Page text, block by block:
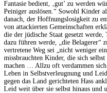
Fantasie bedient, ‚gut’ zu werden
Peiniger auslösen.“ Sowohl Kinder
danach, der Hoffnungslosigkeit zu
von attackierten Gemeinschaften
die der jüdische Staat gesetzt
dazu führen werde, „die Belagerer“
vertretene Weg sei „nicht weniger
missbrauchten Kinder, die sich
machen … Allzu oft verdammen
Leben in Selbstverleugnung und
gegen das Land gerichteten Hass
Leid weit über sie selbst hinaus und